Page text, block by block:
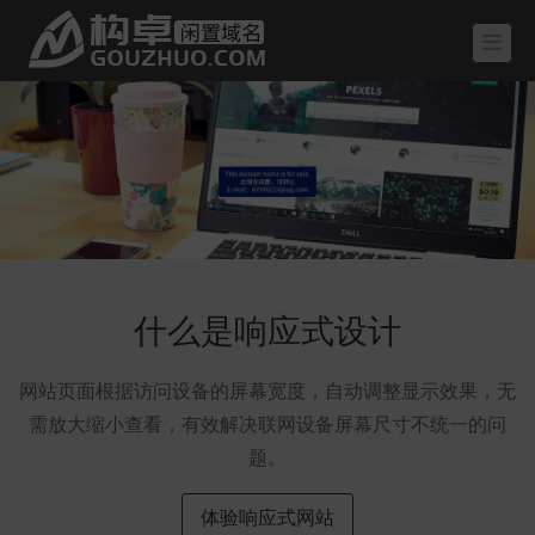
什么是响应式设计
网站页面根据访问设备的屏幕宽度，自动调整显示效果，无
需放大缩小查看，有效解决联网设备屏幕尺寸不统一的问
题。
体验响应式网站